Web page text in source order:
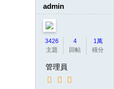
admin
3426
主題
4
回帖
1萬
積分
管理員